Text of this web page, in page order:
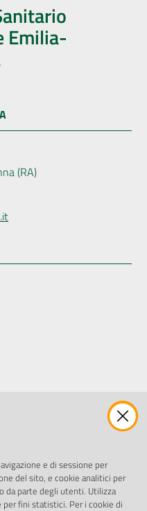
Emilia-
(RA)
e di sessione per
del sito, e cookie analitici per
da parte degli utenti. Utilizza
fini statistici. Per i cookie di